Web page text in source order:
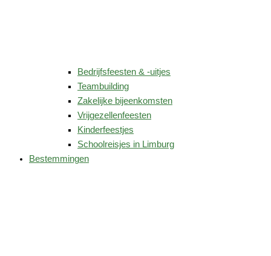
Bedrijfsfeesten & -uitjes
Teambuilding
Zakelijke bijeenkomsten
Vrijgezellenfeesten
Kinderfeestjes
Schoolreisjes in Limburg
Bestemmingen